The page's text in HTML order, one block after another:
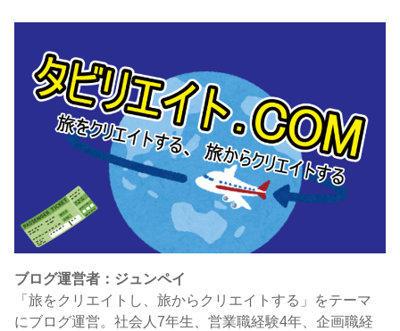
ブログ運営者：ジュンペイ
「旅をクリエイトし、旅からクリエイトする」をテーマ
にブログ運営。社会人7年生、営業職経験4年、企画職経